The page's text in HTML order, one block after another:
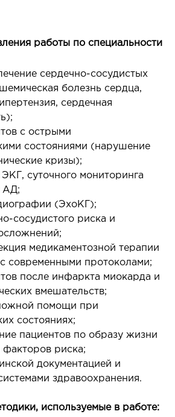
ЛОР-ХИРУРГИЯ
заболеваний и
храпа
лица
тела
И ДЕРМАТОЛОГИЯ
работы по специальности
сердечно-сосудистых
болезнь сердца,
сердечная
с острыми
состояниями (нарушение
кризы);
суточного мониторинга
АД;
(ЭхоКГ);
сосудистого риска и
медикаментозной терапии
с современными протоколами;
после инфаркта миокарда и
вмешательств;
помощи при
состояниях;
пациентов по образу жизни
риска;
документацией и
здравоохранения.
используемые в работе: